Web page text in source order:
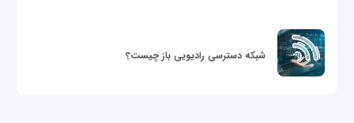
شبکه دسترسی رادیویی باز چیست؟